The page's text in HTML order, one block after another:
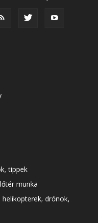
tippek
munka
helikopterek, drónok,